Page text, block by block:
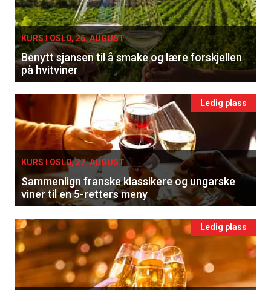
KURS I OSLO, 26. AUGUST
Benytt sjansen til å smake og lære forskjellen
på hvitviner
Ledig plass
KURS I OSLO, 27. AUGUST
Sammenlign franske klassikere og ungarske
viner til en 5-retters meny
Ledig plass